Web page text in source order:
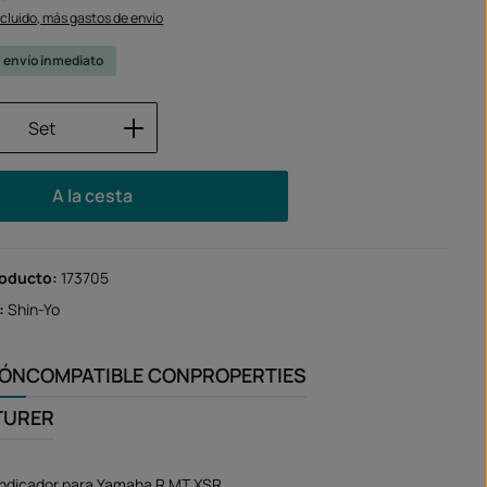
más gastos de envío
envío inmediato
del producto: introduce la cantidad
Set
A la cesta
173705
Shin-Yo
COMPATIBLE CONPROPERTIES